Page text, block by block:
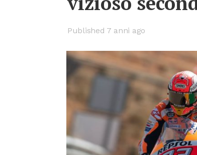
Published 7 anni ago